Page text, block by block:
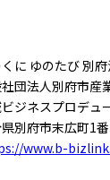
ゆのたび 別府
人別府市産業
スプロデュー
別府市末広町1
www.b-